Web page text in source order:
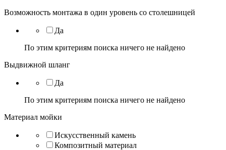
Возможность монтажа в один уровень со столешницей
Да
По этим критериям поиска ничего не найдено
Выдвижной шланг
Да
По этим критериям поиска ничего не найдено
Материал мойки
Искусственный камень
Композитный материал